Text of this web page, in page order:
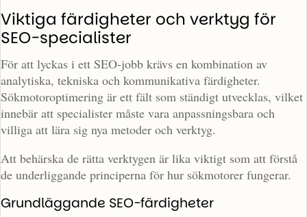
Viktiga färdigheter och verktyg för
SEO-specialister
För att lyckas i ett SEO-jobb krävs en kombination av
analytiska, tekniska och kommunikativa färdigheter.
Sökmotoroptimering är ett fält som ständigt utvecklas, vilket
innebär att specialister måste vara anpassningsbara och
villiga att lära sig nya metoder och verktyg.
Att behärska de rätta verktygen är lika viktigt som att förstå
de underliggande principerna för hur sökmotorer fungerar.
Grundläggande SEO-färdigheter